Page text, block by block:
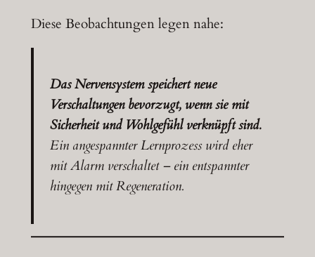
Diese Beobachtungen legen nahe:
Das Nervensystem speichert neue
Verschaltungen bevorzugt, wenn sie mit
Sicherheit und Wohlgefühl verknüpft sind.
Ein angespannter Lernprozess wird eher
mit Alarm verschaltet – ein entspannter
hingegen mit Regeneration.